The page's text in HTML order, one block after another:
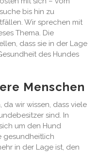
bis hin zu
Wir sprechen mit
Thema. Die
dass sie in der Lage
des Hundes
Menschen
wir wissen, dass viele
sind. In
um den Hund
gesundheitlich
in der Lage ist, den